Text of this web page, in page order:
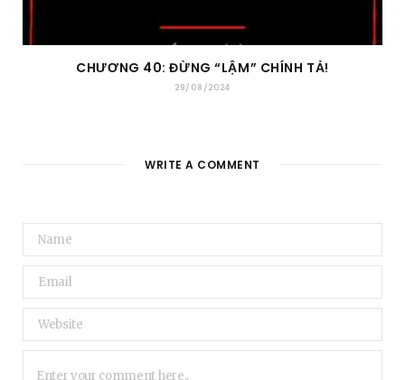
CHƯƠNG 40: ĐỪNG “LẬM” CHÍNH TẢ!
29/08/2024
WRITE A COMMENT